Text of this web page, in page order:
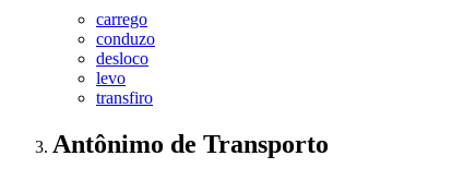
carrego
conduzo
desloco
levo
transfiro
Antônimo de Transporto